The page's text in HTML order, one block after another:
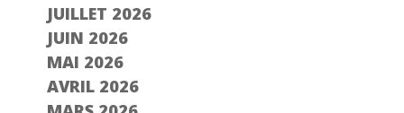
JUILLET 2026
JUIN 2026
MAI 2026
AVRIL 2026